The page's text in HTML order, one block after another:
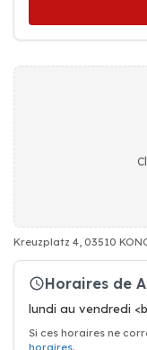
Kreuzplatz 4, 03510
Horaires de
lundi au vendredi
Si ces horaires ne
horaires.